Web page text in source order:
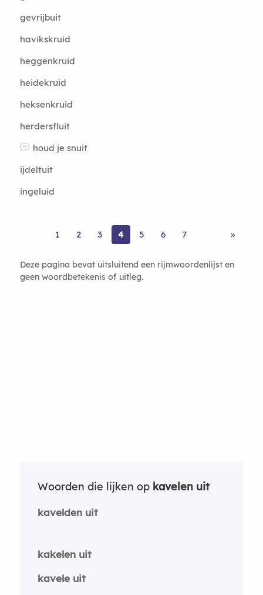
gevrijbuit
havikskruid
heggenkruid
heidekruid
heksenkruid
herdersfluit
houd je snuit
ijdeltuit
ingeluid
1 2 3 4 5 6 7 »
Deze pagina bevat uitsluitend een rijmwoordenlijst en
geen woordbetekenis of uitleg.
Woorden die lijken op kavelen uit
kavelden uit
kakelen uit
kavele uit